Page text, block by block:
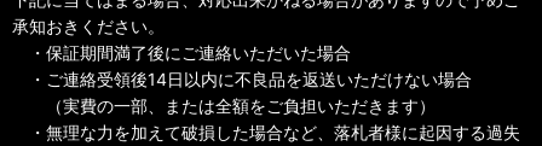
承知おきください。
・保証期間満了後にご連絡いただいた場合
・ご連絡受領後14日以内に不良品を返送いただけない場合
（実費の一部、または全額をご負担いただきます）
・無理な力を加えて破損した場合など、落札者様に起因する過失